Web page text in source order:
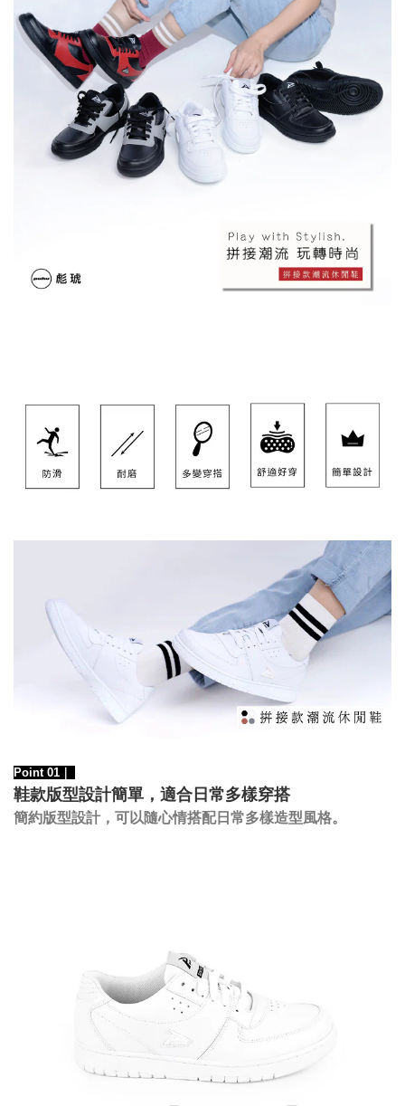
Point 01｜
鞋款版型設計簡單，適合日常多樣穿搭
簡約版型設計 ， 可以隨心情搭配日常多樣造型風格。